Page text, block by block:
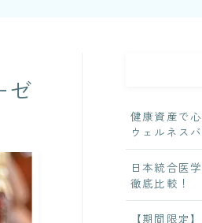
ゼ
健康資産で
ウェルネス
日本統合医
徹底比較！
【期間限定